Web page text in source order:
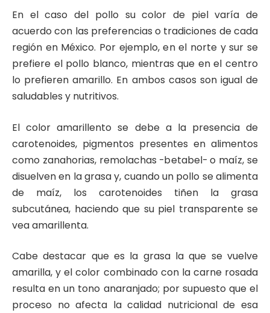
En el caso del pollo su color de piel varía de
acuerdo con las preferencias o tradiciones de cada
región en México. Por ejemplo, en el norte y sur se
prefiere el pollo blanco, mientras que en el centro
lo prefieren amarillo. En ambos casos son igual de
saludables y nutritivos.
El color amarillento se debe a la presencia de
carotenoides, pigmentos presentes en alimentos
como zanahorias, remolachas -betabel- o maíz, se
disuelven en la grasa y, cuando un pollo se alimenta
de maíz, los carotenoides tiñen la grasa
subcutánea, haciendo que su piel transparente se
vea amarillenta.
Cabe destacar que es la grasa la que se vuelve
amarilla, y el color combinado con la carne rosada
resulta en un tono anaranjado; por supuesto que el
proceso no afecta la calidad nutricional de esa